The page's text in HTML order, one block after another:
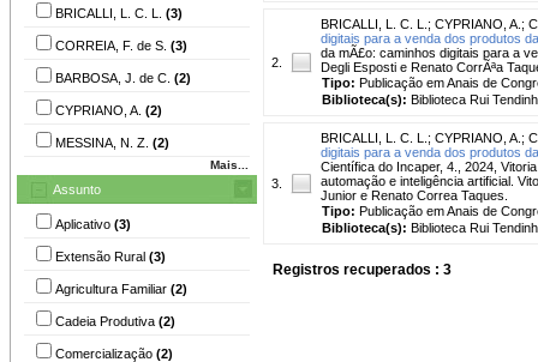
BRICALLI, L. C. L. (3)
CORREIA, F. de S. (3)
BARBOSA, J. de C. (2)
CYPRIANO, A. (2)
MESSINA, N. Z. (2)
Mais...
Assunto
Aplicativo (3)
Extensão Rural (3)
Agricultura Familiar (2)
Cadeia Produtiva (2)
Comercialização (2)
2.
BRICALLI, L. C. L. ; CYPRIANO, A. ;
digitais para a venda dos produtos
da mÃ£o: caminhos digitais para a
Degli Esposti e Renato CorrÃªa
Tipo: Publicação em Anais de
Biblioteca(s): Biblioteca Rui
3.
BRICALLI, L. C. L. ; CYPRIANO, A. ;
digitais para a venda dos produtos
Científica do Incaper, 4., 2024,
automação e inteligência artificial.
Junior e Renato Correa Taques.
Tipo: Publicação em Anais de
Biblioteca(s): Biblioteca Rui
Registros recuperados : 3